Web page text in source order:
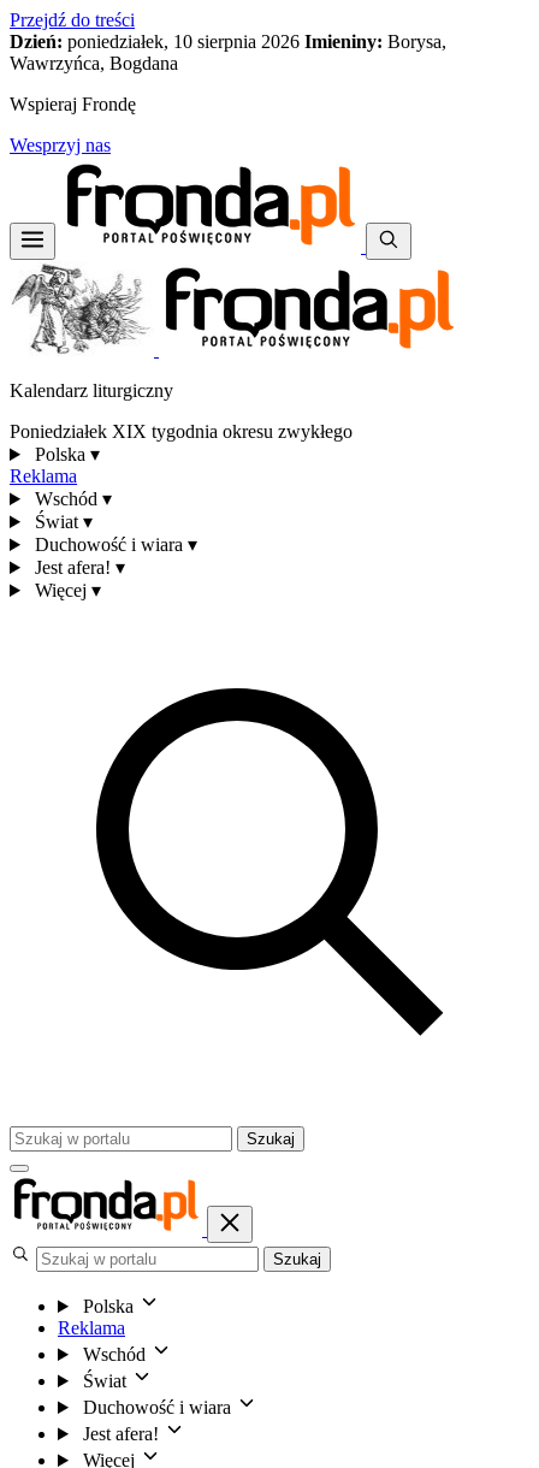
Przejdź do treści
Dzień: poniedziałek, 10 sierpnia 2026 Imieniny: Borysa,
Wawrzyńca, Bogdana
Wspieraj Frondę
Wesprzyj nas
Kalendarz liturgiczny
Poniedziałek XIX tygodnia okresu zwykłego
Polska ▾
Reklama
Wschód ▾
Świat ▾
Duchowość i wiara ▾
Jest afera! ▾
Więcej ▾
Szukaj
Szukaj
Polska
Reklama
Wschód
Świat
Duchowość i wiara
Jest afera!
Więcej